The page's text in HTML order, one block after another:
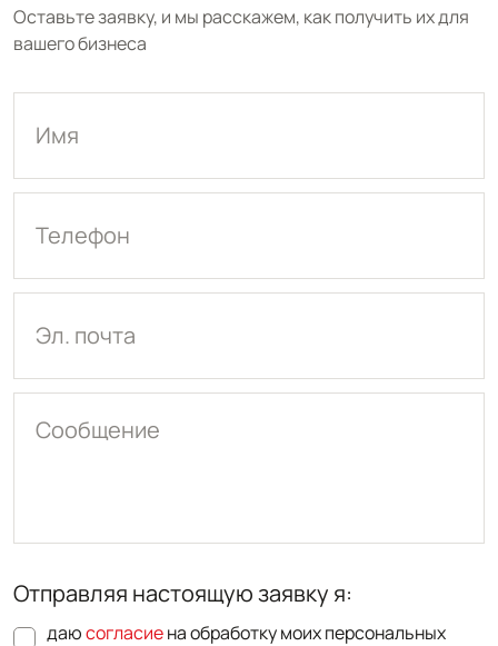
Оставьте заявку, и мы расскажем, как получить их для
вашего бизнеса
Имя
Телефон
Эл. почта
Сообщение
Отправляя настоящую заявку я:
даюсогласиена обработку моих персональных